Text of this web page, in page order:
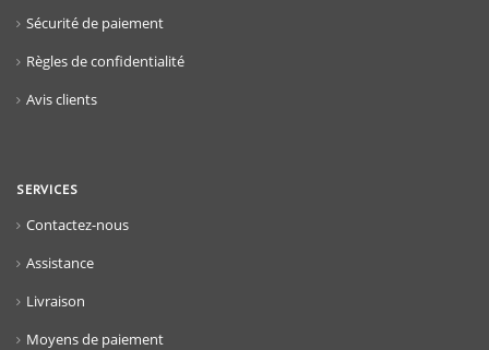
Sécurité de paiement
Règles de confidentialité
Avis clients
SERVICES
Contactez-nous
Assistance
Livraison
Moyens de paiement